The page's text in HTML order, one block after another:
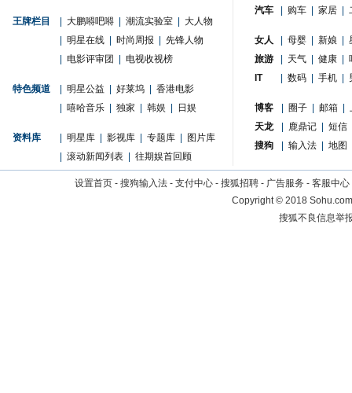
王牌栏目 大鹏嘚吧嘚 潮流实验室
大人物
明星在线 时尚周报
先锋人物
电影评审团 电视收视榜
特色频道 明星公益 好莱坞
香港电影
嘻哈音乐 独家 韩娱 日娱
资料库 明星库 影视库 专题库
图片库
滚动新闻列表 往期娱首回顾
汽车
购车 家居
女人 母婴 新娘
旅游
天气 健康
IT
数码 手机
博客 圈子 邮箱
天龙
鹿鼎记
短信
搜狗
输入法 地图
设置首页 - 搜狗输入法 - 支付中心 - 搜狐招聘 - 广告服务 - 客服中心
Copyright©2018
搜狐不良信息举